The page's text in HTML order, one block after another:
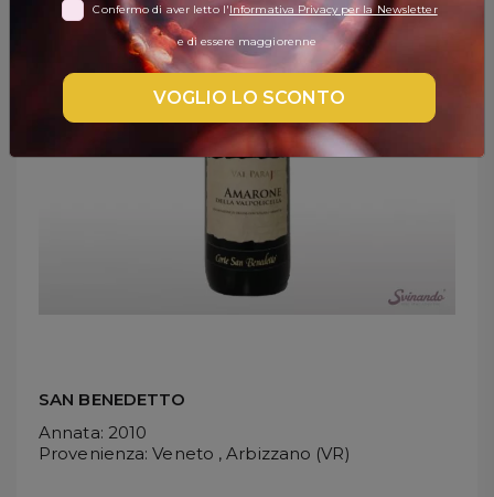
DISPENSA
TUTTO A
SAN BENEDETTO
Annata: 2010
Provenienza: Veneto , Arbizzano (VR)
Confermo di aver letto l'Informativa Privacy per la Newsletter
e di essere maggiorenne
VOGLIO LO SCONTO